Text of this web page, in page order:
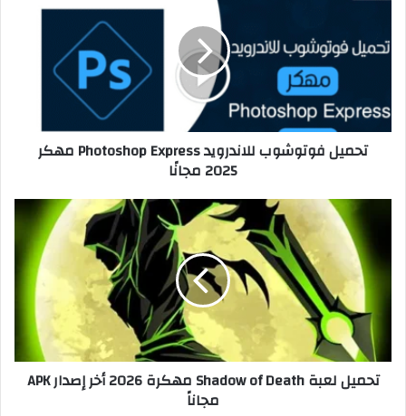
تحميل فوتوشوب للاندرويد Photoshop Express مهكر
2025 مجانًا
تحميل لعبة Shadow of Death مهكرة 2026 أخر إصدار APK
مجاناً